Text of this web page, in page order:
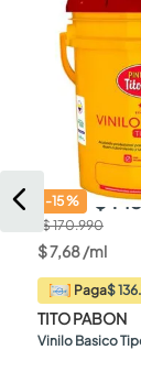
-15% $
$ 170.990
$7,68/ml
Paga$
TITO PABON
Vinilo Basico